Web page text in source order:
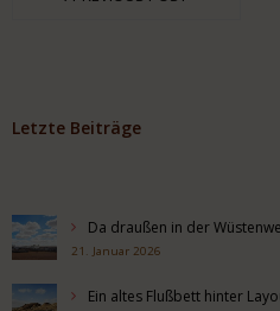
Letzte Beiträge
Da draußen in der
21. Januar 2026
Ein altes Flußbett hinter